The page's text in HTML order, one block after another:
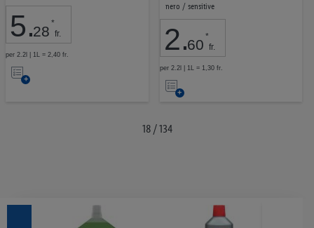
5.28 *
fr.
per 2.2l | 1L = 2,40 fr.
Nell’elenco
nero / sensitive
2.60 *
fr.
per 2.2l | 1L = 1,30 fr.
Nell’elenco
18 / 134